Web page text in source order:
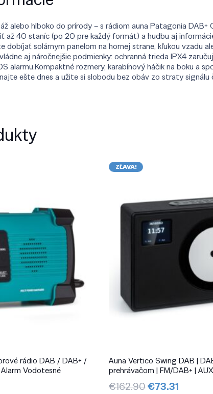
alebo hlboko do prírody – s rádiom auna Patagonia
až 40 staníc (po 20 pre každý formát) a hudbu aj
solárnym panelom na hornej strane, kľukou vzadu
aj náročnejšie podmienky: ochranná trieda IPX4
alarmu.Kompaktné rozmery, karabínový háčik na boku a
ešte dnes a užite si slobodu bez obáv zo straty
rádio DAB / DAB+ /
Vodotesné
ZĽAVA!
Auna Vertico Swing DAB |
prehrávačom | FM/DAB+ |
€162.90Pôvodná
€73.31Aktuálna